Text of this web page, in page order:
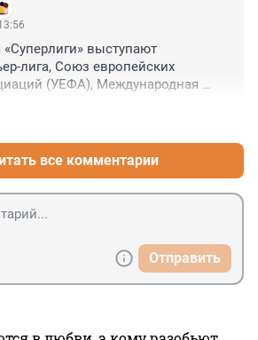
выступают
лига, Союз европейских
(УЕФА), Международная
понятно, такой футбол нам не
зарублен на корню.
все комментарии
Отправить